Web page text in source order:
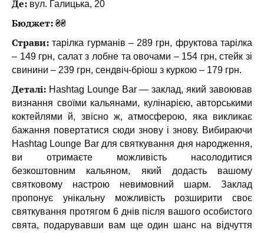
Де: вул. Галицька, 20
Бюджет: ₴₴
Страви: тарілка гурманів – 289 грн, фруктова тарілка
– 149 грн, салат з лобне та овочами – 154 грн, стейк зі
свинини – 239 грн, сендвіч-бріош з куркою – 179 грн.
Деталі: Hashtag Lounge Bar — заклад, який завоював
визнання своїми кальянами, кулінарією, авторськими
коктейлями й, звісно ж, атмосферою, яка викликає
бажання повертатися сюди знову і знову. Вибираючи
Hashtag Lounge Bar для святкування дня народження,
ви отримаєте можливість насолодитися
безкоштовним кальяном, який додасть вашому
святковому настрою невимовний шарм. Заклад
пропонує унікальну можливість розширити своє
святкування протягом 6 днів після вашого особистого
свята, подарувавши вам ще один шанс на відчуття